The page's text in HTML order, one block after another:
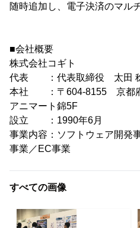
随時追加し、電子決済のマル
■会社概要
株式会社コギト
代表 ：代表取締役 太田
本社 ：〒604-8155 京都府
アニマート錦5F
設立 ：1990年6月
事業内容：ソフトウェア開発
事業／EC事業
すべての画像